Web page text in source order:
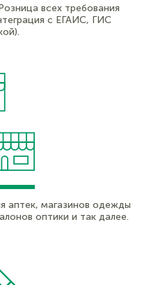
всех требования
с ЕГАИС, ГИС
аптек, магазинов одежды
оптики и так далее.